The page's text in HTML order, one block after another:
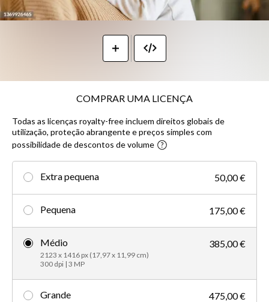
COMPRAR UMA LICENÇA
Todas as licenças royalty-free incluem direitos globais de
utilização, proteção abrangente e preços simples com
possibilidade de descontos de volume
Extra pequena 50,00 €
Pequena 175,00 €
Médio
2123 x 1416 px (17,97 x 11,99 cm)
300 dpi | 3 MP
385,00 €
Grande 475,00 €